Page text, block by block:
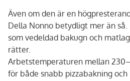
Även om den är en
Della Nonno betydligt mer än
som vedeldad bakugn och
rätter.
Arbetstemperaturen mellan
för både snabb pizzabakning